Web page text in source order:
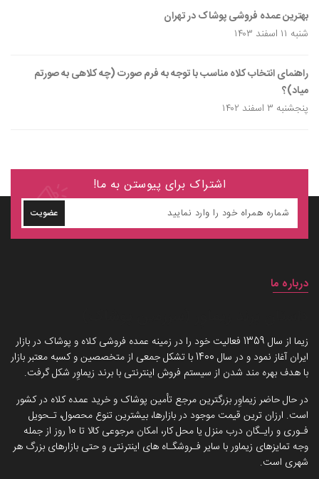
بهترین عمده فروشی پوشاک در تهران
شنبه ۱۱ اسفند ۱۴۰۳
راهنمای انتخاب کلاه مناسب با توجه به فرم صورت (چه کلاهی به صورتم
میاد)؟
پنجشنبه ۳ اسفند ۱۴۰۲
اشتراک برای پیوستن به ما!
عضویت
درباره ما
زیما از سال 1359 فعالیت خود را در زمینه عمده فروشی کلاه و پوشاک در بازار
ایران آغاز نمود و در سال 1400 با تشکل جمعی از متخصصین و کسبه معتبر بازار
با هدف بهره مند شدن از سیستم فروش اینترنتی با برند زیماوِر شکل گرفت.
در حال حاضر زیماوِر بزرگترین مرجع تأمین پوشاک و خرید عمده کلاه در کشور
است. ارزان ترین قیمت موجود در بازارها، بیشترین تنوع محصول، تـحویل
فـوری و رایـگان درب منزل یا محل کار، امکان مرجوعی کالا تا 10 روز از جمله
وجه تمایزهای زیماور با سایر فـروشگـاه های اینترنتی و حتی بازارهای بزرگ هر
شهری است.